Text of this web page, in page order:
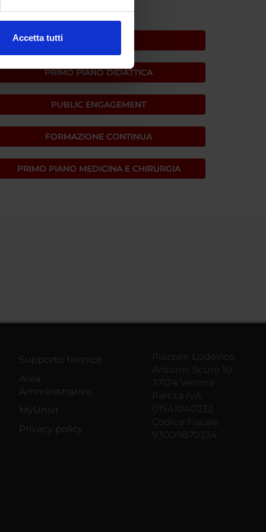
che hai fornito loro o
Accetta tutti
PRIMO PIANO DIDATTICA
PUBLIC ENGAGEMENT
FORMAZIONE CONTINUA
PRIMO PIANO MEDICINA E CHIRURGIA
Supporto tecnico
Area
Amministrativa
MyUnivr
Privacy policy
Piazzale Ludovico
Antonio Scuro 10
37124 Verona
Partita IVA
01541040232
Codice Fiscale
93009870234